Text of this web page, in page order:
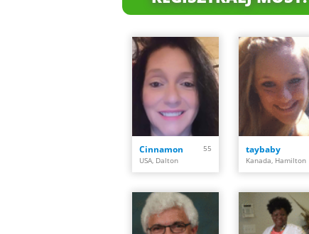
Cinnamon
55
USA, Dalton
taybaby
Kanada, Hamilton